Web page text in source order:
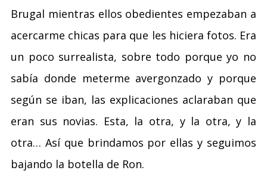
Brugal mientras ellos obedientes empezaban a
acercarme chicas para que les hiciera fotos. Era
un poco surrealista, sobre todo porque yo no
sabía donde meterme avergonzado y porque
según se iban, las explicaciones aclaraban que
eran sus novias. Esta, la otra, y la otra, y la
otra… Así que brindamos por ellas y seguimos
bajando la botella de Ron.